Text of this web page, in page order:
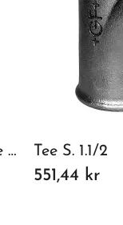
Sort tee 90gr muffe/muffe/muffe 1" x 1/2" Tee S. 1.1/2
551,44 kr